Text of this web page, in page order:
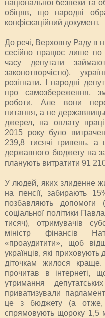
національної безпеки та
обіцяв, що народні
конфіскаційний документ.
До речі, Верховну Раду в
сесійно працює лише по
часу депутати
законотворчістю),
розігнати. І народні
про самозбереження,
роботи. Але вони
питання, а не
джерел, на оплату
2015 року було
239,8 тисячі гривень, а
державного бюджету на
планують витратити 91
У людей, яких злиденне
на пенсії, забирають
позбавляють допомоги
соціальної політики
тисяч), отримувачів
міністр фінансів
«проаудитити», щоб
українців, які
діточкам жилося
прочитав в інтернеті,
утримання
приватизували
це з бюджету (а
спрямовують щороку 1,5